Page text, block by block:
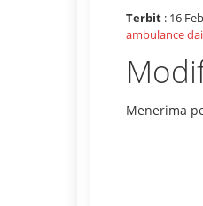
Terbit : 16
ambulance
Menerima